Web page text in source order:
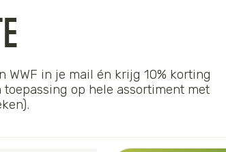
in je mail én krijg 10% korting
op hele assortiment met